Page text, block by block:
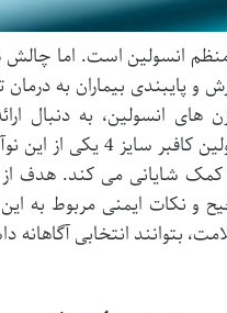
منظم انسولین است. اما
و پایبندی بیماران به درمان
انسولین، به دنبال
راهکارهایی برای بهبود کیفیت زندگی افراد دیابتی هستند. سر سوزن قلم انسولین
کمک شایانی می کند. هدف از
و نکات ایمنی مربوط به
بتوانند انتخابی آگاهانه